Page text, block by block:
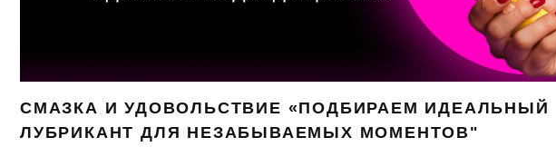
СМАЗКА И УДОВОЛЬСТВИЕ «ПОДБИРАЕМ ИДЕАЛЬНЫЙ
ЛУБРИКАНТ ДЛЯ НЕЗАБЫВАЕМЫХ МОМЕНТОВ"